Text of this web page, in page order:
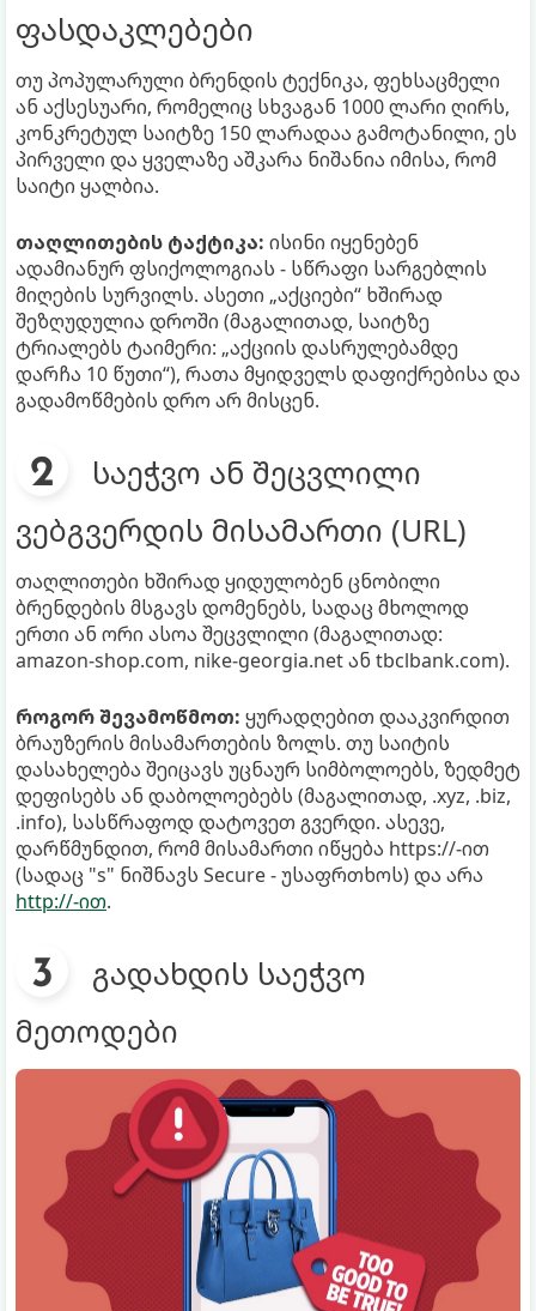
ფასდაკლებები
თუ პოპულარული ბრენდის ტექნიკა, ფეხსაცმელი
ან აქსესუარი, რომელიც სხვაგან 1000 ლარი ღირს,
კონკრეტულ საიტზე 150 ლარადაა გამოტანილი, ეს
პირველი და ყველაზე აშკარა ნიშანია იმისა, რომ
საიტი ყალბია.
თაღლითების ტაქტიკა: ისინი იყენებენ
ადამიანურ ფსიქოლოგიას - სწრაფი სარგებლის
მიღების სურვილს. ასეთი „აქციები“ ხშირად
შეზღუდულია დროში (მაგალითად, საიტზე
ტრიალებს ტაიმერი: „აქციის დასრულებამდე
დარჩა 10 წუთი“), რათა მყიდველს დაფიქრებისა და
გადამოწმების დრო არ მისცენ.
საეჭვო ან შეცვლილი
ვებგვერდის მისამართი (URL)
თაღლითები ხშირად ყიდულობენ ცნობილი
ბრენდების მსგავს დომენებს, სადაც მხოლოდ
ერთი ან ორი ასოა შეცვლილი (მაგალითად:
amazon-shop.com, nike-georgia.net ან tbclbank.com).
როგორ შევამოწმოთ: ყურადღებით დააკვირდით
ბრაუზერის მისამართების ზოლს. თუ საიტის
დასახელება შეიცავს უცნაურ სიმბოლოებს, ზედმეტ
დეფისებს ან დაბოლოებებს (მაგალითად, .xyz, .biz,
.info), სასწრაფოდ დატოვეთ გვერდი. ასევე,
დარწმუნდით, რომ მისამართი იწყება https://-ით
(სადაც "s" ნიშნავს Secure - უსაფრთხოს) და არა
http://-ით.
გადახდის საეჭვო
მეთოდები